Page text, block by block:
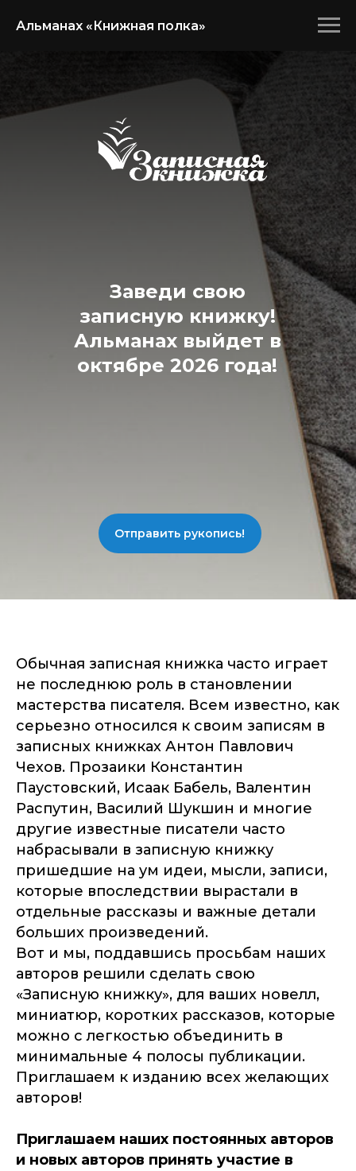
Альманах «Книжная полка»
Заведи свою
записную книжку!
Альманах выйдет в
октябре 2026 года!
Отправить рукопись!
Обычная записная книжка часто играет
не последнюю роль в становлении
мастерства писателя. Всем известно, как
серьезно относился к своим записям в
записных книжках Антон Павлович
Чехов. Прозаики Константин
Паустовский, Исаак Бабель, Валентин
Распутин, Василий Шукшин и многие
другие известные писатели часто
набрасывали в записную книжку
пришедшие на ум идеи, мысли, записи,
которые впоследствии вырастали в
отдельные рассказы и важные детали
больших произведений.
Вот и мы, поддавшись просьбам наших
авторов решили сделать свою
«Записную книжку», для ваших новелл,
миниатюр, коротких рассказов, которые
можно с легкостью объединить в
минимальные 4 полосы публикации.
Приглашаем к изданию всех желающих
авторов!
Приглашаем наших постоянных авторов
и новых авторов принять участие в